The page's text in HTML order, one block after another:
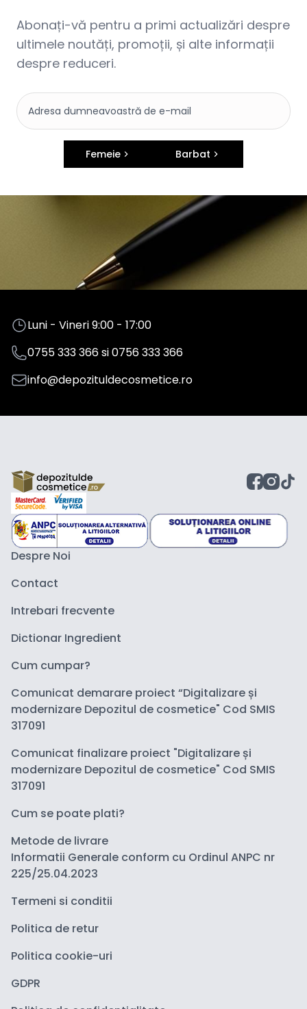
Abonați-vă pentru a primi actualizări despre
ultimele noutăți, promoții, și alte informații
despre reduceri.
Femeie Barbat
Luni - Vineri 9:00 - 17:00
0755 333 366si0756 333 366
info@depozituldecosmetice.ro
Despre Noi
Contact
Intrebari frecvente
Dictionar Ingredient
Cum cumpar?
Comunicat demarare proiect “Digitalizare și
modernizare Depozitul de cosmetice" Cod SMIS
317091
Comunicat finalizare proiect "Digitalizare și
modernizare Depozitul de cosmetice" Cod SMIS
317091
Cum se poate plati?
Metode de livrare
Informatii Generale conform cu Ordinul ANPC nr
225/25.04.2023
Termeni si conditii
Politica de retur
Politica cookie-uri
GDPR